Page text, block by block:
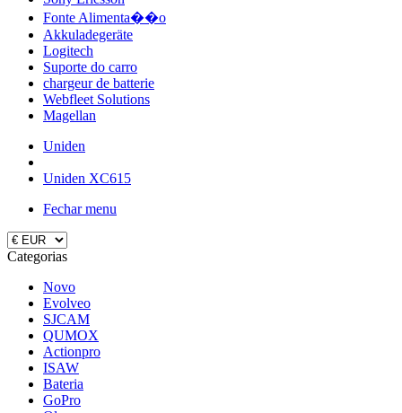
Fonte Alimenta��o
Akkuladegeräte
Logitech
Suporte do carro
chargeur de batterie
Webfleet Solutions
Magellan
Uniden
Uniden XC615
Fechar menu
Categorias
Novo
Evolveo
SJCAM
QUMOX
Actionpro
ISAW
Bateria
GoPro